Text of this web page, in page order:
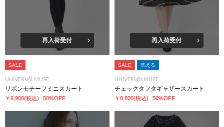
再入荷受付
SALE
UNIVERVALMUSE
リボンモチーフミニスカート
￥9,900(税込) 50%OFF
再入荷受付
SALE 洗える
UNIVERVALMUSE
チェックタフタギャザースカート
￥8,800(税込) 50%OFF